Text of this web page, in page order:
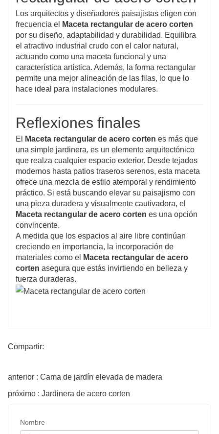
Los arquitectos y diseñadores paisajistas eligen con
frecuencia el
Maceta rectangular de acero corten
por su diseño, adaptabilidad y durabilidad. Equilibra
el atractivo industrial crudo con el calor natural,
actuando como una maceta funcional y una
característica artística. Además, la forma rectangular
permite una mejor alineación de las filas, lo que lo
hace ideal para instalaciones modulares.
Reflexiones finales
El Maceta rectangular de acero corten es más que
una simple jardinera, es un elemento arquitectónico
que realza cualquier espacio exterior. Desde tejados
modernos hasta patios traseros serenos, esta maceta
ofrece una mezcla de estilo atemporal y rendimiento
práctico. Si está buscando elevar su paisajismo con
una pieza duradera y visualmente cautivadora, el
Maceta rectangular de acero corten es una opción
convincente.
A medida que los espacios al aire libre continúan
creciendo en importancia, la incorporación de
materiales como el
Maceta rectangular de acero
corten asegura que estás invirtiendo en belleza y
fuerza duraderas.
Compartir:
anterior : Cama de jardín elevada de madera
próximo : Jardinera de acero corten
Nombre